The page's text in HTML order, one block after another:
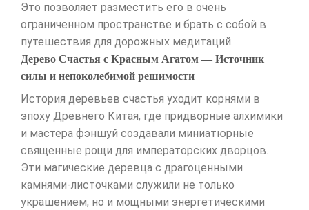
Это позволяет разместить его в очень
ограниченном пространстве и брать с собой в
путешествия для дорожных медитаций.
Дерево Счастья с Красным Агатом — Источник
силы и непоколебимой решимости
История деревьев счастья уходит корнями в
эпоху Древнего Китая, где придворные алхимики
и мастера фэншуй создавали миниатюрные
священные рощи для императорских дворцов.
Эти магические деревца с драгоценными
камнями-листочками служили не только
украшением, но и мощными энергетическими